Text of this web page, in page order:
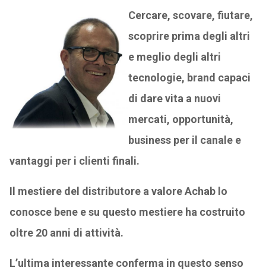
Cercare, scovare, fiutare,
scoprire prima degli altri
e meglio degli altri
tecnologie, brand capaci
di dare vita a nuovi
mercati, opportunità,
business per il canale e
vantaggi per i clienti finali.
Il mestiere del distributore a valore Achab lo
conosce bene e su questo mestiere ha costruito
oltre 20 anni di attività.
L’ultima interessante conferma in questo senso